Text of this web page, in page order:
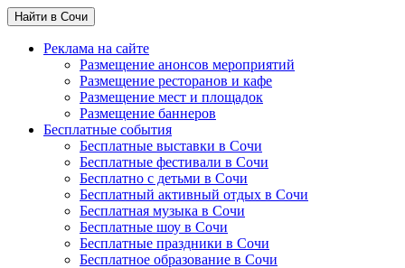
Найти в Сочи
Реклама на сайте
Размещение анонсов мероприятий
Размещение ресторанов и кафе
Размещение мест и площадок
Размещение баннеров
Бесплатные события
Бесплатные выставки в Сочи
Бесплатные фестивали в Сочи
Бесплатно с детьми в Сочи
Бесплатный активный отдых в Сочи
Бесплатная музыка в Сочи
Бесплатные шоу в Сочи
Бесплатные праздники в Сочи
Бесплатное образование в Сочи